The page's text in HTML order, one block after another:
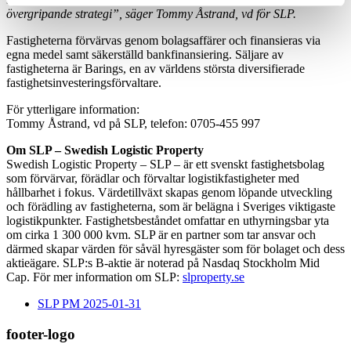
övergripande strategi”, säger Tommy Åstrand, vd för SLP.
Fastigheterna förvärvas genom bolagsaffärer och finansieras via
egna medel samt säkerställd bankfinansiering. Säljare av
fastigheterna är Barings, en av världens största diversifierade
fastighetsinvesteringsförvaltare.
För ytterligare information:
Tommy Åstrand, vd på SLP, telefon: 0705-455 997
Om SLP – Swedish Logistic Property
Swedish Logistic Property – SLP – är ett svenskt fastighetsbolag
som förvärvar, förädlar och förvaltar logistikfastigheter med
hållbarhet i fokus. Värdetillväxt skapas genom löpande utveckling
och förädling av fastigheterna, som är belägna i Sveriges viktigaste
logistikpunkter. Fastighetsbeståndet omfattar en uthyrningsbar yta
om cirka 1 300 000 kvm. SLP är en partner som tar ansvar och
därmed skapar värden för såväl hyresgäster som för bolaget och dess
aktieägare. SLP:s B-aktie är noterad på Nasdaq Stockholm Mid
Cap. För mer information om SLP: slproperty.se
SLP PM 2025-01-31
footer-logo